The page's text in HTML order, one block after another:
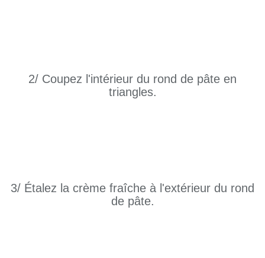
2/ Coupez l'intérieur du rond de pâte en
triangles.
3/ Étalez la crème fraîche à l'extérieur du rond
de pâte.